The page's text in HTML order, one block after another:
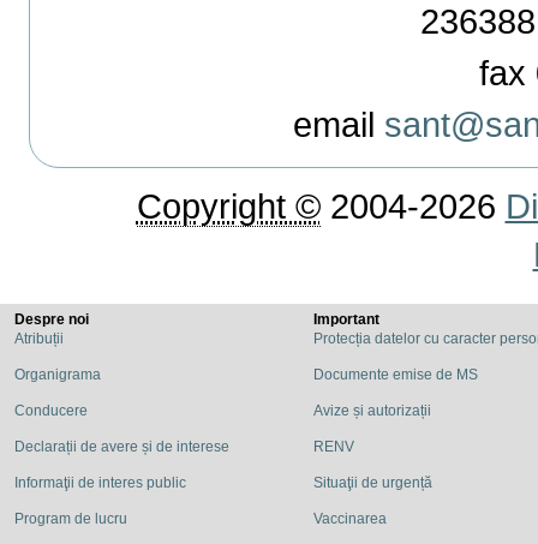
fax
email
Copyright ©2004-2026
Despre noi
Atribuții
Organigrama
Conducere
Declarații de avere și de interese
Informaţii de interes public
Program de lucru
Important
Protecția datelor cu caracter
Documente emise de MS
Avize și autorizații
RENV
Situaţii de urgență
Vaccinarea